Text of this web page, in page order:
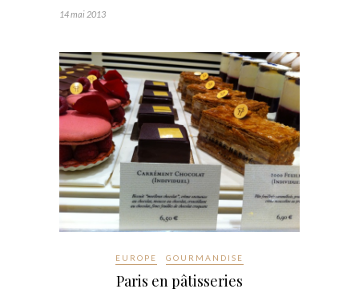
14 mai 2013
EUROPE GOURMANDISE
Paris en pâtisseries